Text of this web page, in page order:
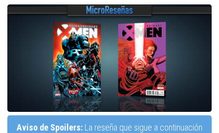
Aviso de Spoilers: La reseña que sigue a continuación